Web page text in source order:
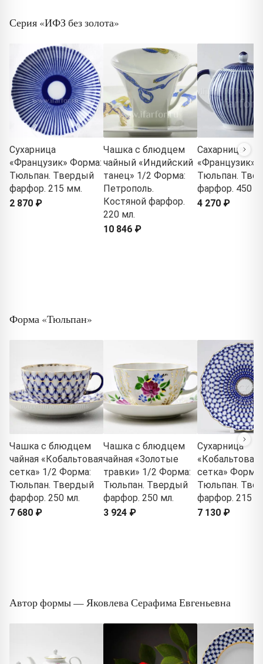
Серия «ИФЗ без золота»
Сухарница
«Французик» Форма:
Тюльпан. Твердый
фарфор. 215 мм.
2 870 ₽
Чашка с блюдцем
чайный «Индийский
танец» 1/2 Форма:
Петрополь.
Костяной фарфор.
220 мл.
10 846 ₽
Сахарница
«Французик»
Тюльпан.
фарфор. 450
4 270 ₽
Форма «Тюльпан»
Чашка с блюдцем
чайная «Кобальтовая
сетка» 1/2 Форма:
Тюльпан. Твердый
фарфор. 250 мл.
7 680 ₽
Чашка с блюдцем
чайная «Золотые
травки» 1/2 Форма:
Тюльпан. Твердый
фарфор. 250 мл.
3 924 ₽
Сухарница
«Кобальтовая
сетка» Форма:
Тюльпан.
фарфор. 215
7 130 ₽
Автор формы — Яковлева Серафима Евгеньевна